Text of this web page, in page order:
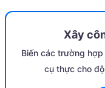
Xây
Biến các trường
cụ thực cho